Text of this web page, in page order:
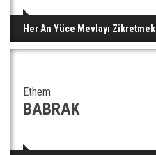
Her An Yüce Mevlayı Zikretmek
Ethem
BABRAK